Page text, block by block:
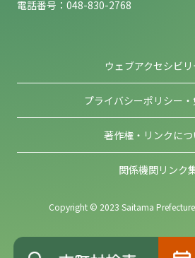
電話番号：048-830-2768
ウェブアクセシビリ
プライバシーポリシー
著作権・リンクにつ
関係機関リンク
Copyright © 2023 Saitama